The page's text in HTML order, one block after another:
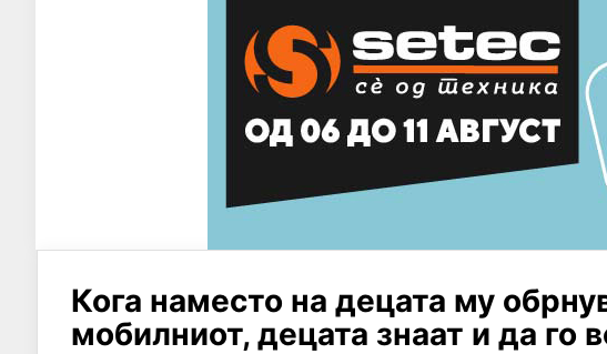
Кога наместо на децата му
мобилниот, децата знаат и да го